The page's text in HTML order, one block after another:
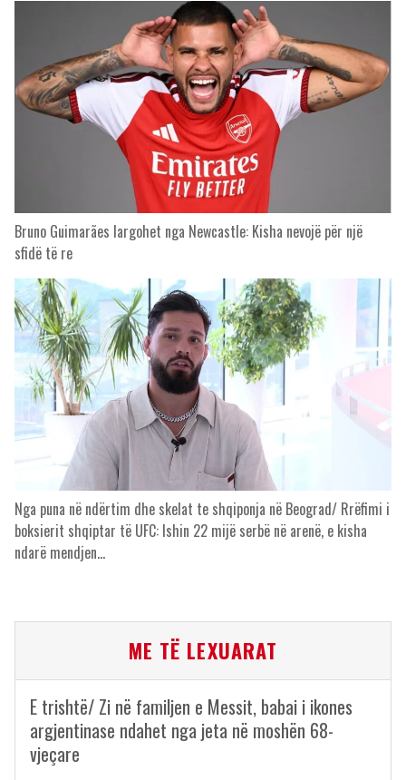
Bruno Guimarães largohet nga Newcastle: Kisha nevojë për një
sfidë të re
Nga puna në ndërtim dhe skelat te shqiponja në Beograd/ Rrëfimi i
boksierit shqiptar të UFC: Ishin 22 mijë serbë në arenë, e kisha
ndarë mendjen…
ME TË LEXUARAT
E trishtë/ Zi në familjen e Messit, babai i ikones
argjentinase ndahet nga jeta në moshën 68-
vjeçare